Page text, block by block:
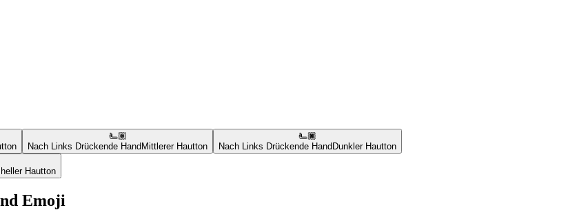
🫷🏽
Nach Links Drückende HandMittlerer Hautton
🫷🏿
Nach Links Drückende HandDunkler Hautton
Hautton
Emoji